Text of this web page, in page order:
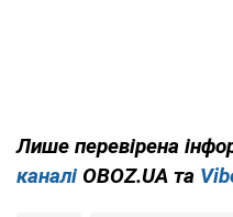
Лише перевірена
каналі OBOZ.UA та